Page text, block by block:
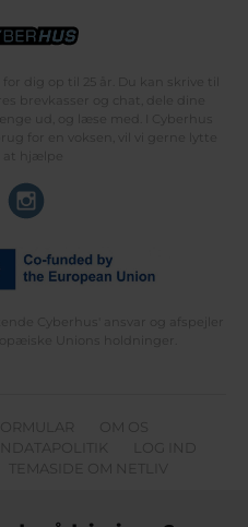
dig op til 25 år. Du kan skrive til
brevkasser og chat, dele dine
ud, og læse med. I Cyberhus
for en voksen, vil vi gerne lytte
at hjælpe
Cyberhus' ansvar og afspejler
Unions holdninger.
OM OS
LOG IND
TEMASIDE OM NETLIV